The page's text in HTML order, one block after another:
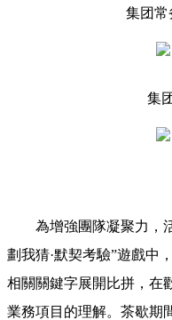
集团常
集
為增強團隊凝聚力，
劃我猜·默契考驗”遊戲中
相關關鍵字展開比拼，在
業務項目的理解。茶歇期